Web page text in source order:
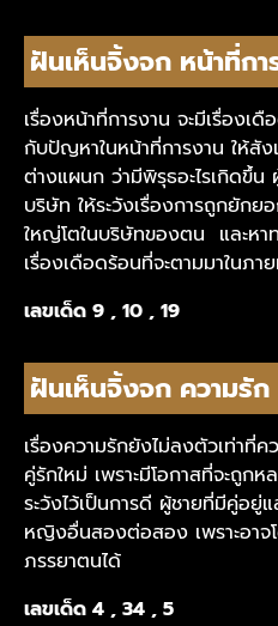
ฝันเห็นจิ้งจก หน้าที่กา
เรื่องหน้าที่การงาน จะมีเรื่องเ
กับปัญหาในหน้าที่การงาน ให้สั
ต่างแผนก ว่ามีพิรุธอะไรเกิดขึ้น
บริษัท ให้ระวังเรื่องการถูกยัก
ใหญ่โตในบริษัทของตน และหา
เรื่องเดือดร้อนที่จะตามมาในภา
เลขเด็ด 9 , 10 , 19
ฝันเห็นจิ้งจก ความรัก
เรื่องความรักยังไม่ลงตัวเท่าที่
คู่รักใหม่ เพราะมีโอกาสที่จะถู
ระวังไว้เป็นการดี ผู้ชายที่มีคู่อยู่
หญิงอื่นสองต่อสอง เพราะอาจ
ภรรยาตนได้
เลขเด็ด 4 , 34 , 5